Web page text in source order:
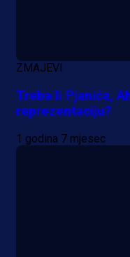
Sjajna
Real
8 h 22 min
ZMAJEVI
Treba li Pjanića,
reprezentaciju?
1 godina 7 mjesec